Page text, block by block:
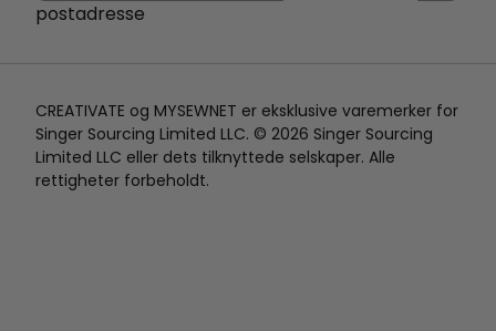
postadresse
CREATIVATE og MYSEWNET er eksklusive varemerker for
Singer Sourcing Limited LLC. © 2026 Singer Sourcing
Limited LLC eller dets tilknyttede selskaper. Alle
rettigheter forbeholdt.